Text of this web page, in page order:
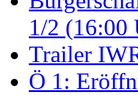
1/2 (16:00
Trailer
Ö 1: